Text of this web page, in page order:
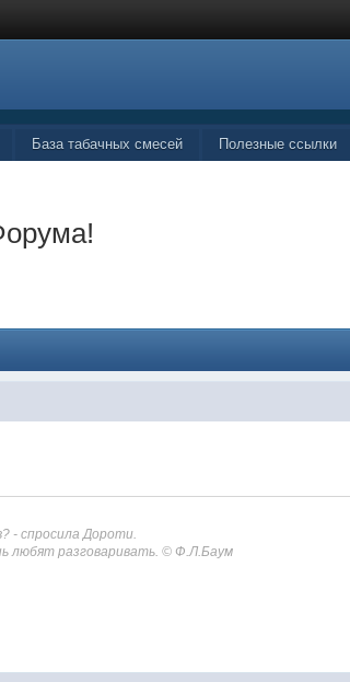
База табачных смесей Полезные ссылки
- спросила Дороти.
любят разговаривать. © Ф.Л.Баум